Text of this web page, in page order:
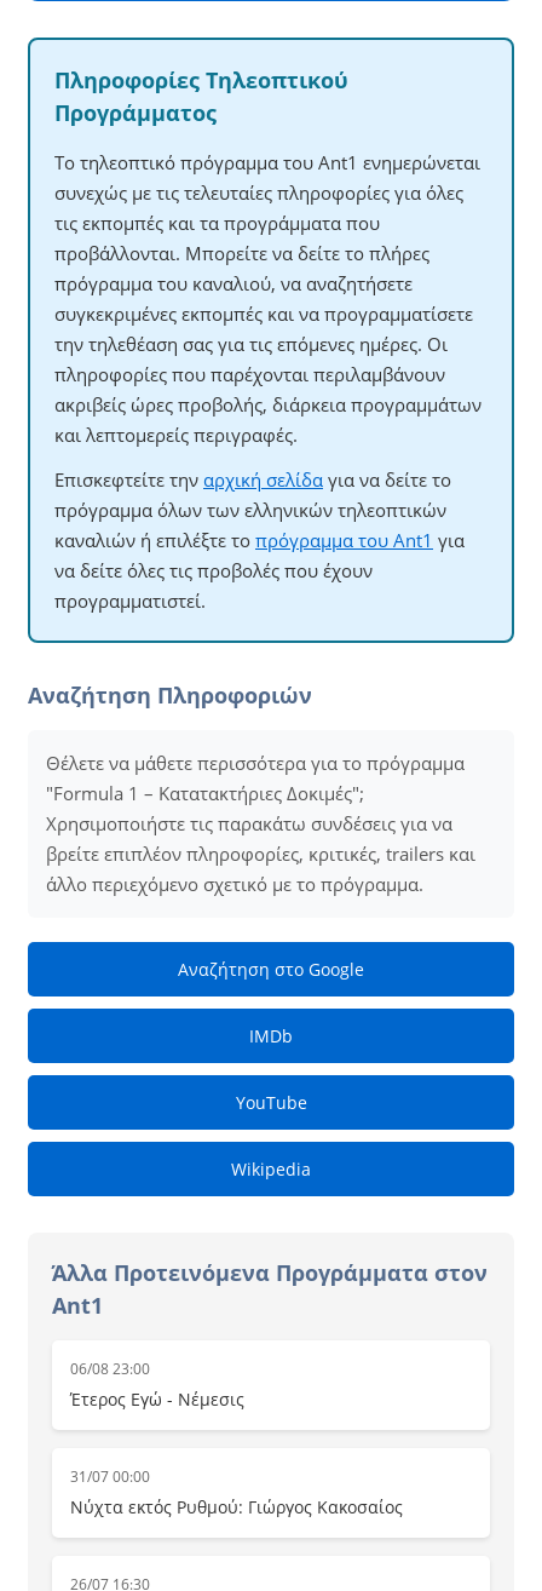
Πληροφορίες Τηλεοπτικού
Προγράμματος
Το τηλεοπτικό πρόγραμμα του Ant1 ενημερώνεται
συνεχώς με τις τελευταίες πληροφορίες για όλες
τις εκπομπές και τα προγράμματα που
προβάλλονται. Μπορείτε να δείτε το πλήρες
πρόγραμμα του καναλιού, να αναζητήσετε
συγκεκριμένες εκπομπές και να προγραμματίσετε
την τηλεθέαση σας για τις επόμενες ημέρες. Οι
πληροφορίες που παρέχονται περιλαμβάνουν
ακριβείς ώρες προβολής, διάρκεια προγραμμάτων
και λεπτομερείς περιγραφές.
Επισκεφτείτε την αρχική σελίδα για να δείτε το
πρόγραμμα όλων των ελληνικών τηλεοπτικών
καναλιών ή επιλέξτε το πρόγραμμα του Ant1 για
να δείτε όλες τις προβολές που έχουν
προγραμματιστεί.
Αναζήτηση Πληροφοριών
Θέλετε να μάθετε περισσότερα για το πρόγραμμα
"Formula 1 – Κατατακτήριες Δοκιμές";
Χρησιμοποιήστε τις παρακάτω συνδέσεις για να
βρείτε επιπλέον πληροφορίες, κριτικές, trailers και
άλλο περιεχόμενο σχετικό με το πρόγραμμα.
Αναζήτηση στο Google
IMDb
YouTube
Wikipedia
Άλλα Προτεινόμενα Προγράμματα στον
Ant1
06/08 23:00
Έτερος Εγώ - Νέμεσις
31/07 00:00
Νύχτα εκτός Ρυθμού: Γιώργος Κακοσαίος
26/07 16:30